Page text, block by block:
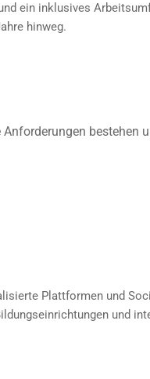
ein inklusives
hinweg.
bestehen
Plattformen und
und